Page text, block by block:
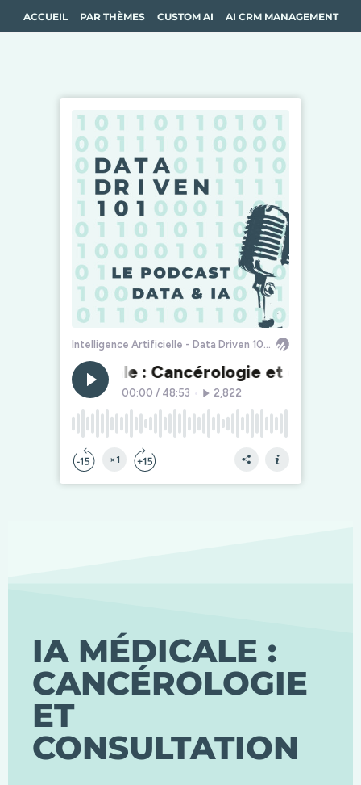
ACCUEIL PAR THÈMES CUSTOM AI AI CRM MANAGEMENT
IA MÉDICALE :
CANCÉROLOGIE
ET
CONSULTATION